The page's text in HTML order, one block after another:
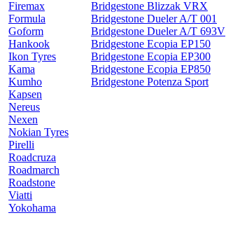
Firemax
Formula
Goform
Hankook
Ikon Tyres
Kama
Kumho
Kapsen
Nereus
Nexen
Nokian Tyres
Pirelli
Roadcruza
Roadmarch
Roadstone
Viatti
Yokohama
Bridgestone Blizzak VRX
Bridgestone Dueler A/T 001
Bridgestone Dueler A/T 693V
Bridgestone Ecopia EP150
Bridgestone Ecopia EP300
Bridgestone Ecopia EP850
Bridgestone Potenza Sport